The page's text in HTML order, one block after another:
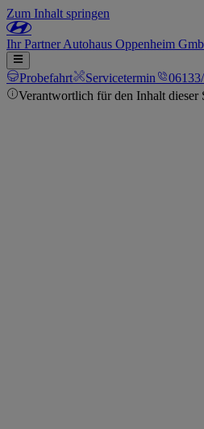
Zum Inhalt springen
IhrPartnerAutohaus Oppenheim
Probefahrt Servicetermin
Verantwortlich für den Inhalt dieser